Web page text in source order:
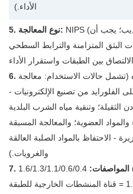
الأداء.)
5. نوع المعالجة: NIPS (فصل الطور المستحث بدون مذيب؛ يجب أن
البثق المتزامنة والترابط السطحي
(تشمل حالات الاستخدام: معالجة
الفلورايد من تصنيع الإلكترونيات -
الثقيلة؛ وتنقية مياه الشرب البلدية
العضوية؛ والمعالجة المسبقة
- الاحتفاظ بالمواد الصلبة العالقة
والغرويات.)
7. المواصفات: 1.6/1.3/1.1/0.6/0.4 (الوحدة: مم. تتوافق القنوات الخمس
المتداخلة مع المناطق الوظيفية: 1.6 = قناة المنشطات الخارجية للطبقة